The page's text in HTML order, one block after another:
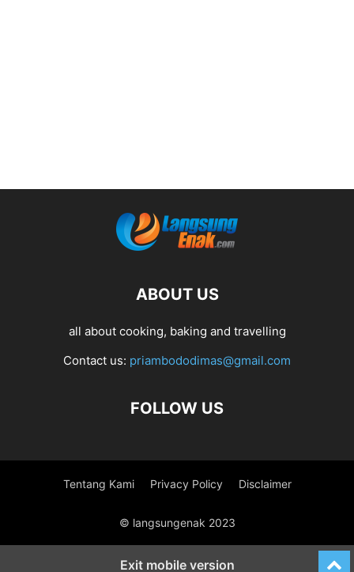
ABOUT US
all about cooking, baking and travelling
Contact us: priambododimas@gmail.com
FOLLOW US
Tentang Kami Privacy Policy Disclaimer
© langsungenak 2023
Exit mobile version